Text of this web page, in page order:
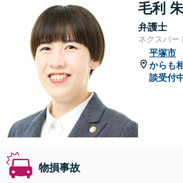
毛利
弁護士
ネクスパー
平塚市
からも
談受付
物損事故